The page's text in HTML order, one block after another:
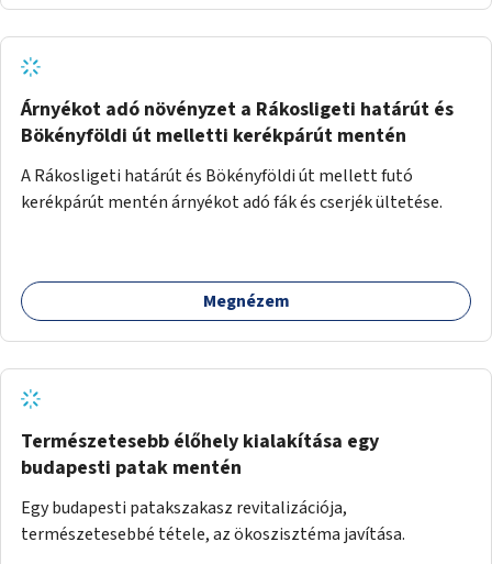
Árnyékot adó növényzet a Rákosligeti határút és
Bökényföldi út melletti kerékpárút mentén
A Rákosligeti határút és Bökényföldi út mellett futó
kerékpárút mentén árnyékot adó fák és cserjék ültetése.
Megnézem
Természetesebb élőhely kialakítása egy
budapesti patak mentén
Egy budapesti patakszakasz revitalizációja,
természetesebbé tétele, az ökoszisztéma javítása.